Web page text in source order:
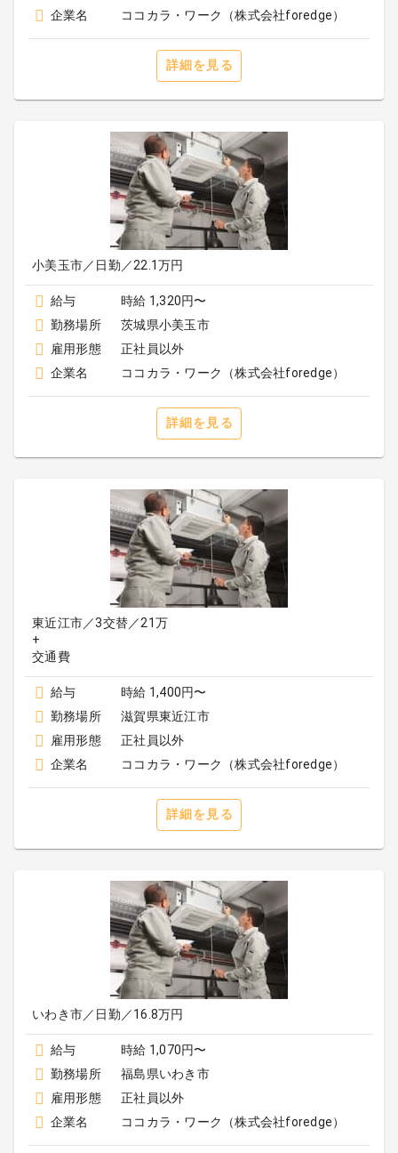
企業名
ココカラ・ワーク（株式会社foredge）
詳細を見る
小美玉市／日勤／22.1万円
給与
時給 1,320円〜
勤務場所
茨城県小美玉市
雇用形態
正社員以外
企業名
ココカラ・ワーク（株式会社foredge）
詳細を見る
東近江市／3交替／21万
+
交通費
給与
時給 1,400円〜
勤務場所
滋賀県東近江市
雇用形態
正社員以外
企業名
ココカラ・ワーク（株式会社foredge）
詳細を見る
いわき市／日勤／16.8万円
給与
時給 1,070円〜
勤務場所
福島県いわき市
雇用形態
正社員以外
企業名
ココカラ・ワーク（株式会社foredge）